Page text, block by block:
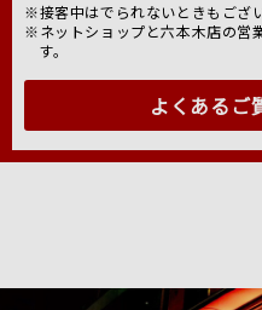
※接客中はでられないときもござい
※ネットショップと六本木店の営
す。
よくあるご